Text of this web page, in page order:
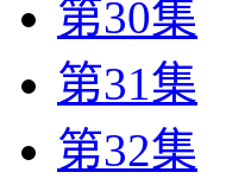
第30集
第31集
第32集